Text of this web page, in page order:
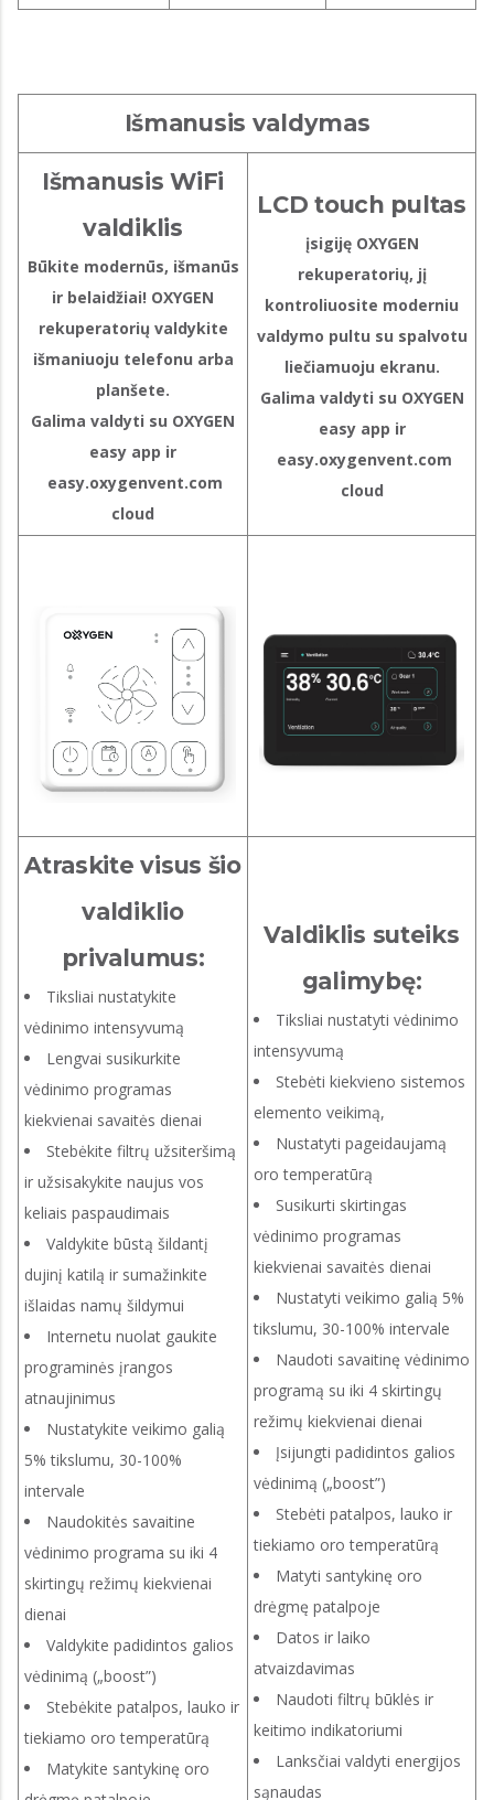
Išmanusis valdymas
Išmanusis WiFi
valdiklis
Būkite modernūs, išmanūs
ir belaidžiai! OXYGEN
rekuperatorių valdykite
išmaniuoju telefonu arba
planšete.
Galima valdyti su OXYGEN
easy app ir
easy.oxygenvent.com
cloud
LCD touch pultas
įsigiję OXYGEN
rekuperatorių, jį
kontroliuosite moderniu
valdymo pultu su spalvotu
liečiamuoju ekranu.
Galima valdyti su OXYGEN
easy app ir
easy.oxygenvent.com
cloud
Atraskite visus šio
valdiklio
privalumus:
Tiksliai nustatykite
vėdinimo intensyvumą
Lengvai susikurkite
vėdinimo programas
kiekvienai savaitės dienai
Stebėkite filtrų užsiteršimą
ir užsisakykite naujus vos
keliais paspaudimais
Valdykite būstą šildantį
dujinį katilą ir sumažinkite
išlaidas namų šildymui
Internetu nuolat gaukite
programinės įrangos
atnaujinimus
Nustatykite veikimo galią
5% tikslumu, 30-100%
intervale
Naudokitės savaitine
vėdinimo programa su iki 4
skirtingų režimų kiekvienai
dienai
Valdykite padidintos galios
vėdinimą („boost”)
Stebėkite patalpos, lauko ir
tiekiamo oro temperatūrą
Matykite santykinę oro
Valdiklis suteiks
galimybę:
Tiksliai nustatyti vėdinimo
intensyvumą
Stebėti kiekvieno sistemos
elemento veikimą,
Nustatyti pageidaujamą
oro temperatūrą
Susikurti skirtingas
vėdinimo programas
kiekvienai savaitės dienai
Nustatyti veikimo galią 5%
tikslumu, 30-100% intervale
Naudoti savaitinę vėdinimo
programą su iki 4 skirtingų
režimų kiekvienai dienai
Įsijungti padidintos galios
vėdinimą („boost”)
Stebėti patalpos, lauko ir
tiekiamo oro temperatūrą
Matyti santykinę oro
drėgmę patalpoje
Datos ir laiko
atvaizdavimas
Naudoti filtrų būklės ir
keitimo indikatoriumi
Lanksčiai valdyti energijos
sąnaudas